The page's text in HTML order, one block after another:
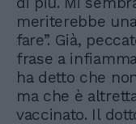
meriterebbe
fare”. Già,
frase a
ha detto che
ma che è
vaccinato. Il